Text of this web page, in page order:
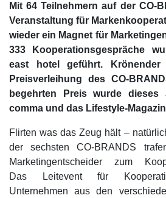
Mit 64 Teilnehmern auf der CO-
Veranstaltung für
wieder ein Magnet für
333 Kooperationsgespräche
east hotel geführt.
Preisverleihung des CO-
begehrten Preis wurde dieses
comma und das Lifestyle-
Flirten was das Zeug hält –
der sechsten CO-BRANDS
Marketingentscheider zum
Das Leitevent für
Unternehmen aus den